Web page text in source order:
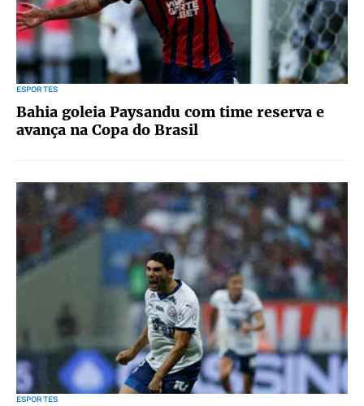
ESPORTES
Bahia goleia Paysandu com time reserva e
avança na Copa do Brasil
ESPORTES